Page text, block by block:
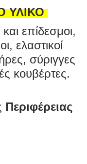
ΥΛΙΚΟ
επίδεσμοι,
ελαστικοί
σύριγγες
κουβέρτες.
Περιφέρειας